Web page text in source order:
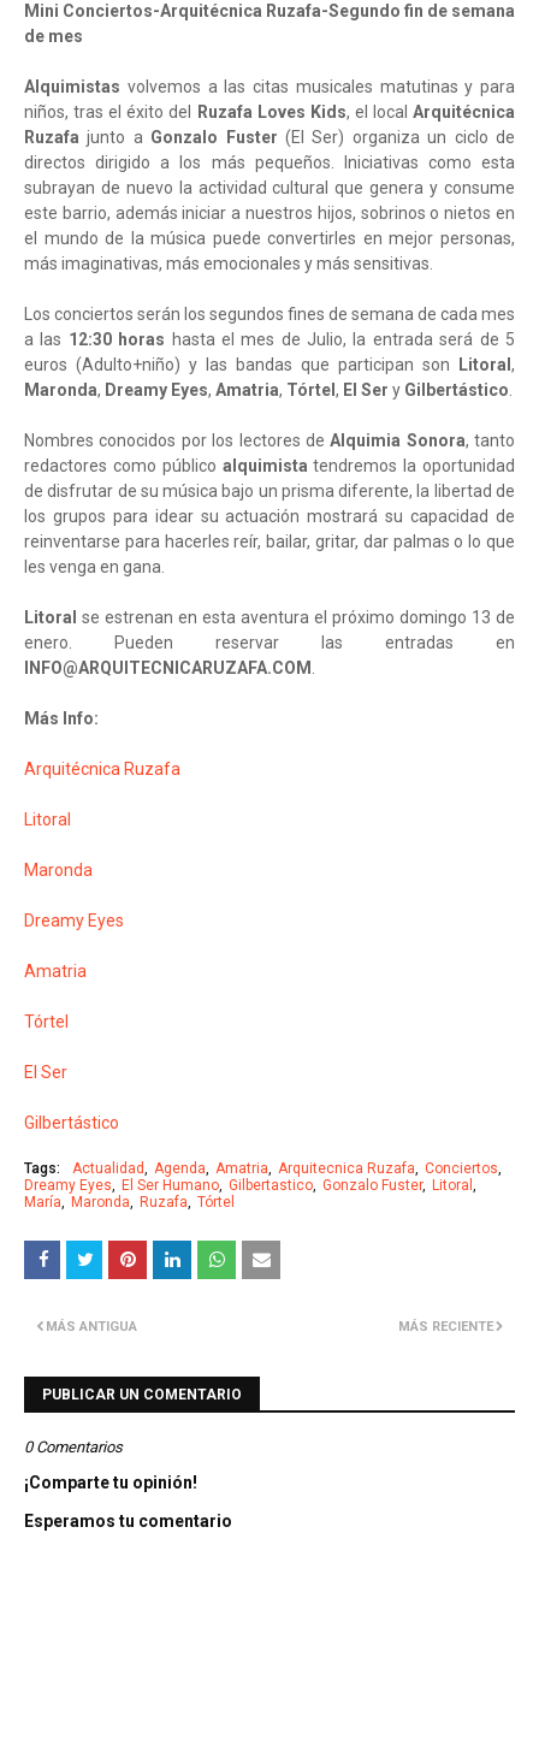
Mini Conciertos-Arquitécnica Ruzafa-Segundo fin de semana
de mes
Alquimistas volvemos a las citas musicales matutinas y para
niños, tras el éxito del
Ruzafa Loves Kids, el localArquitécnica
Ruzafa junto a Gonzalo Fuster (El Ser) organiza un ciclo de
directos dirigido a los más pequeños. Iniciativas como esta
subrayan de nuevo la actividad cultural que genera y consume
este barrio, además iniciar a nuestros hijos, sobrinos o nietos en
el mundo de la música puede convertirles en mejor personas,
más imaginativas, más emocionales y más sensitivas.
Los conciertos serán los segundos fines de semana de cada mes
a las 12:30 horas hasta el mes de Julio, la entrada será de 5
euros (Adulto+niño) y las bandas que participan son
Litoral ,
Maronda, Dreamy Eyes, Amatria, Tórtel , El Ser y Gilbertástico.
Nombres conocidos por los lectores deAlquimia Sonora, tanto
redactores como público alquimistatendremos la oportunidad
de disfrutar de su música bajo un prisma diferente, la libertad de
los grupos para idear su actuación mostrará su capacidad de
reinventarse para hacerles reír, bailar, gritar, dar palmas o lo que
les venga en gana.
Litoral se estrenan en esta aventura el próximo domingo 13 de
enero. Pueden reservar las entradas en
INFO@ARQUITECNICARUZAFA.COM .
Más Info:
Arquitécnica Ruzafa
Litoral
Maronda
Dreamy Eyes
Amatria
Tórtel
El Ser
Gilbertástico
Tags: Actualidad Agenda Amatria Arquitecnica Ruzafa
Conciertos
Dreamy Eyes
El Ser Humano Gilbertastico Gonzalo Fuster
Litoral
María
Maronda Ruzafa Tórtel
MÁS RECIENTE
MÁS ANTIGUA
PUBLICAR UN COMENTARIO
0 Comentarios
¡Comparte tu opinión!
Esperamos tu comentario